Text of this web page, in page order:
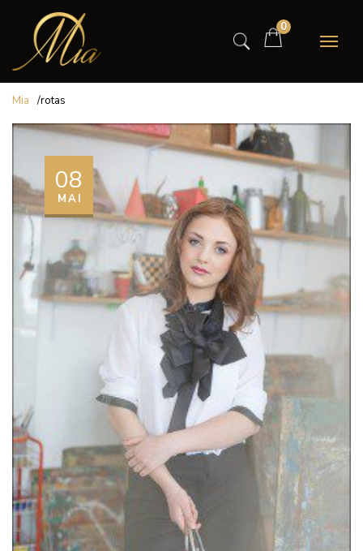
0
Mia /rotas
08
MAI